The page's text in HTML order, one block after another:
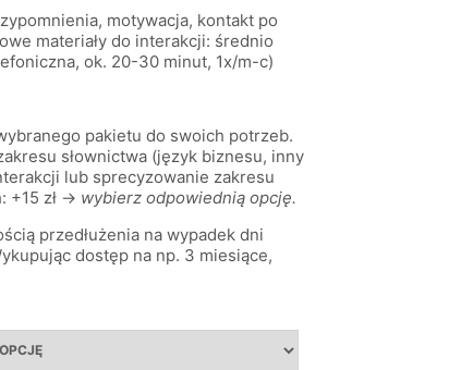
motywacja, kontakt po
materiały do interakcji: średnio
ok. 20-30 minut, 1x/m-c)
pakietu do swoich potrzeb.
słownictwa (język biznesu, inny
lub sprecyzowanie zakresu
+15 zł → wybierz odpowiednią opcję.
przedłużenia na wypadek dni
dostęp na np. 3 miesiące,